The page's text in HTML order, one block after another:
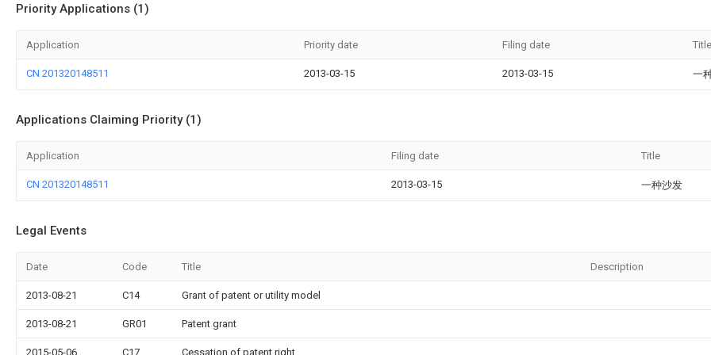
Priority Applications (1)
Application Priority date Filing date Title
CN 201320148511 2013-03-15 2013-03-15 一
Applications Claiming Priority (1)
Application Filing date Title
CN 201320148511 2013-03-15 一种沙发
Legal Events
Date Code Title Description
2013-08-21 C14 Grant of patent or utility model
2013-08-21 GR01 Patent grant
2015-05-06 C17 Cessation of patent right